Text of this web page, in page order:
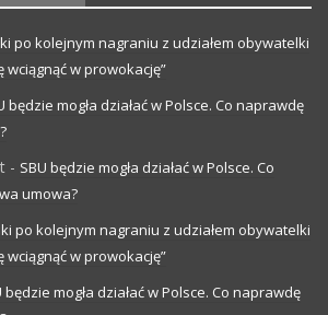
po kolejnym nagraniu z udziałem obywatelki
wciągnąć w prowokację”
będzie mogła działać w Polsce. Co naprawdę
- SBU będzie mogła działać w Polsce. Co
umowa?
po kolejnym nagraniu z udziałem obywatelki
wciągnąć w prowokację”
będzie mogła działać w Polsce. Co naprawdę